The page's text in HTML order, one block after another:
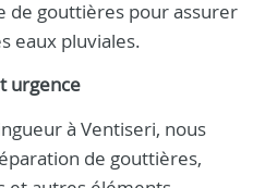
de gouttières pour assurer
eaux pluviales.
urgence
à Ventiseri, nous
de gouttières,